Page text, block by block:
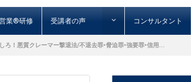
業®︎研修 受講者の声 コンサルタント
ろ！悪質クレーマー撃退法/不退去罪•脅迫罪•強要罪•信用...